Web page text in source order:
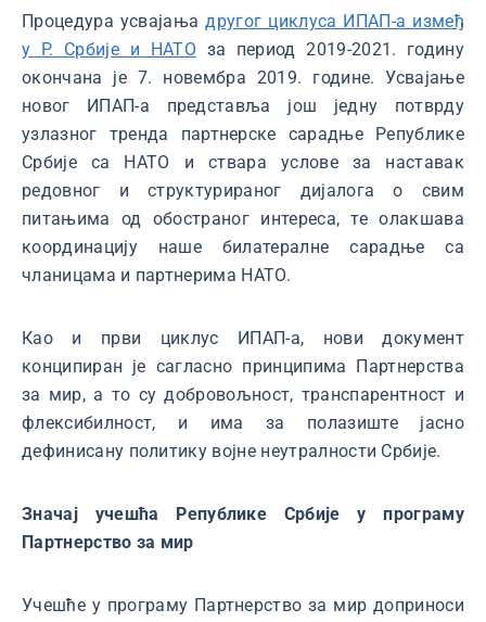
Процедура усвајањадругог циклуса ИПАП-а измеђ
у Р. Србије и НАТО за период 2019-2021. годину
окончана је 7. новембра 2019. године. Усвајање
новог ИПАП-а представља још једну потврду
узлазног тренда партнерске сарадње Републике
Србије са НАТО и ствара услове за наставак
редовног и структурираног дијалога о свим
питањима од обостраног интереса, те олакшава
координацију наше билатералне сарадње са
чланицама и партнерима НАТО.
Као и први циклус ИПАП-а, нови документ
конципиран је сагласно принципима Партнерства
за мир, а то су добровољност, транспарентност и
флексибилност, и има за полазиште јасно
дефинисану политику војне неутралности Србије.
Значај учешћа Републике Србије у програму
Партнерство за мир
Учешће у програму Партнерство за мир доприноси